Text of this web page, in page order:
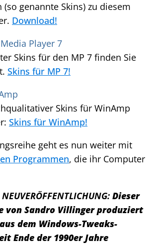
genannte Skins) zu diesem
Download!
Player 7
Skins für den MP 7 finden Sie
Skins für MP 7!
Skins für WinAmp
Skins für WinAmp!
geht es nun weiter mit
Programmen, die ihr Computer
Dieser
von Sandro Villinger produziert
dem Windows-Tweaks-
Ende der 1990er Jahre